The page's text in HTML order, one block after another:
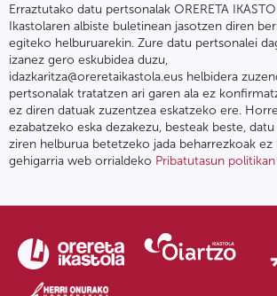
Erraztutako datu pertsonalak ORERETA
Ikastolaren albiste buletinean jasotzen diren
egiteko helburuarekin. Zure datu pertsonalei
izanez gero eskubidea duzu,
idazkaritza@oreretaikastola.eus helbidera
pertsonalak tratatzen ari garen ala ez
ez diren datuak zuzentzea eskatzeko ere.
ezabatzeko eska dezakezu, besteak beste,
ziren helburua betetzeko jada beharrezkoak ez
gehigarria web orrialdeko Pribatutasun politikan